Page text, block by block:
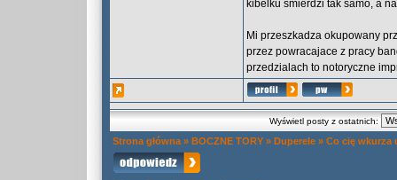
kibelku smierdzi tak samo, a
Mi przeszkadza okupowany
przez powracajace z pracy
przedzialach to notoryczne
Wyświetl posty z ostatnich:
Strona główna » BOCZNE TORY » Duperele » Co cię wkurza